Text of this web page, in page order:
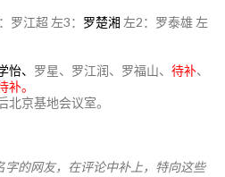
罗江超 左3： 罗楚湘 左2：罗泰雄 左
怡、 罗星、罗江润、罗福山、 待补、
补。
京基地会议室。
字的网友，在评论中补上，特向这些